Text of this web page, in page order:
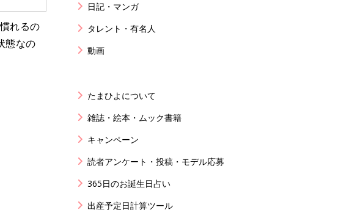
れるの
態なの
日記・マンガ
タレント・有名人
動画
たまひよについて
雑誌・絵本・ムック書籍
キャンペーン
読者アンケート・投稿・モデル応募
365日のお誕生日占い
出産予定日計算ツール